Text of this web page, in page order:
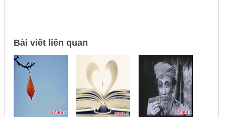
Bài viết liên quan